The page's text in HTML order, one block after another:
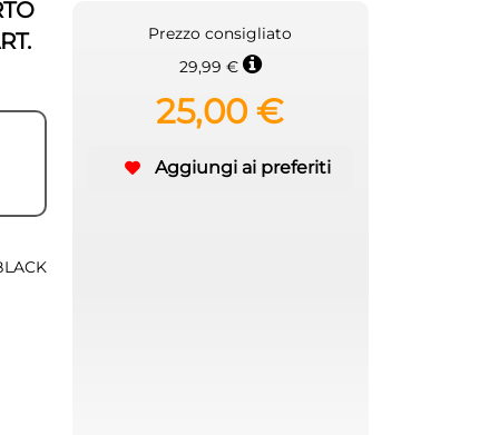
Prezzo consigliato
29,99 €
25,00 €
Aggiungi ai preferiti